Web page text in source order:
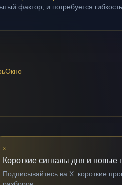
фактор, и потребуется гибкость.
Окно
X
Короткие сигналы дня и новые
Подписывайтесь на X: короткие